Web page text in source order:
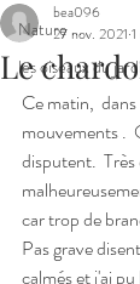
Nature ...
les oiseaux du
Le
bea096
27 nov. 2021
Ce matin,
mouvements .
disputent.
car trop de
Pas grave
calmés et j'ai